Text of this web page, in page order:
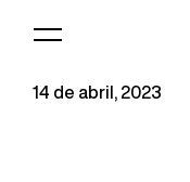
14 de abril, 2023